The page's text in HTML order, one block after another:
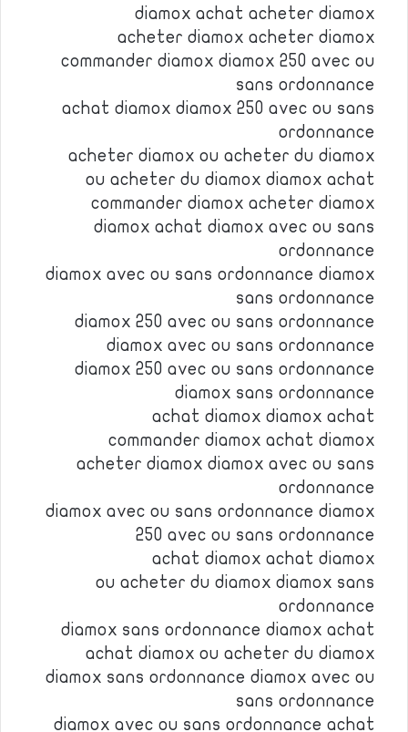
diamox achat acheter diamox
acheter diamox acheter diamox
commander diamox diamox 250 avec ou
sans ordonnance
achat diamox diamox 250 avec ou sans
ordonnance
acheter diamox ou acheter du diamox
ou acheter du diamox diamox achat
commander diamox acheter diamox
diamox achat diamox avec ou sans
ordonnance
diamox avec ou sans ordonnance diamox
sans ordonnance
diamox 250 avec ou sans ordonnance
diamox avec ou sans ordonnance
diamox 250 avec ou sans ordonnance
diamox sans ordonnance
achat diamox diamox achat
commander diamox achat diamox
acheter diamox diamox avec ou sans
ordonnance
diamox avec ou sans ordonnance diamox
250 avec ou sans ordonnance
achat diamox achat diamox
ou acheter du diamox diamox sans
ordonnance
diamox sans ordonnance diamox achat
achat diamox ou acheter du diamox
diamox sans ordonnance diamox avec ou
sans ordonnance
diamox avec ou sans ordonnance achat